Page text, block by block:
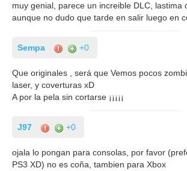
muy genial, parece un increible DLC, lastima
aunque no dudo que tarde en salir luego en
Sempa +0
Que originales , será que Vemos pocos
laser, y coverturas xD
A por la pela sin cortarse ¡¡¡¡¡
J97 +0
ojala lo pongan para consolas, por favor
PS3 XD) no es coña, tambien para Xbox